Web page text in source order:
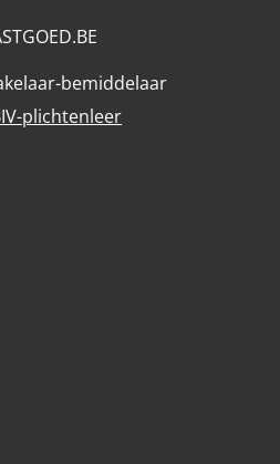
bemiddelaar
plichtenleer